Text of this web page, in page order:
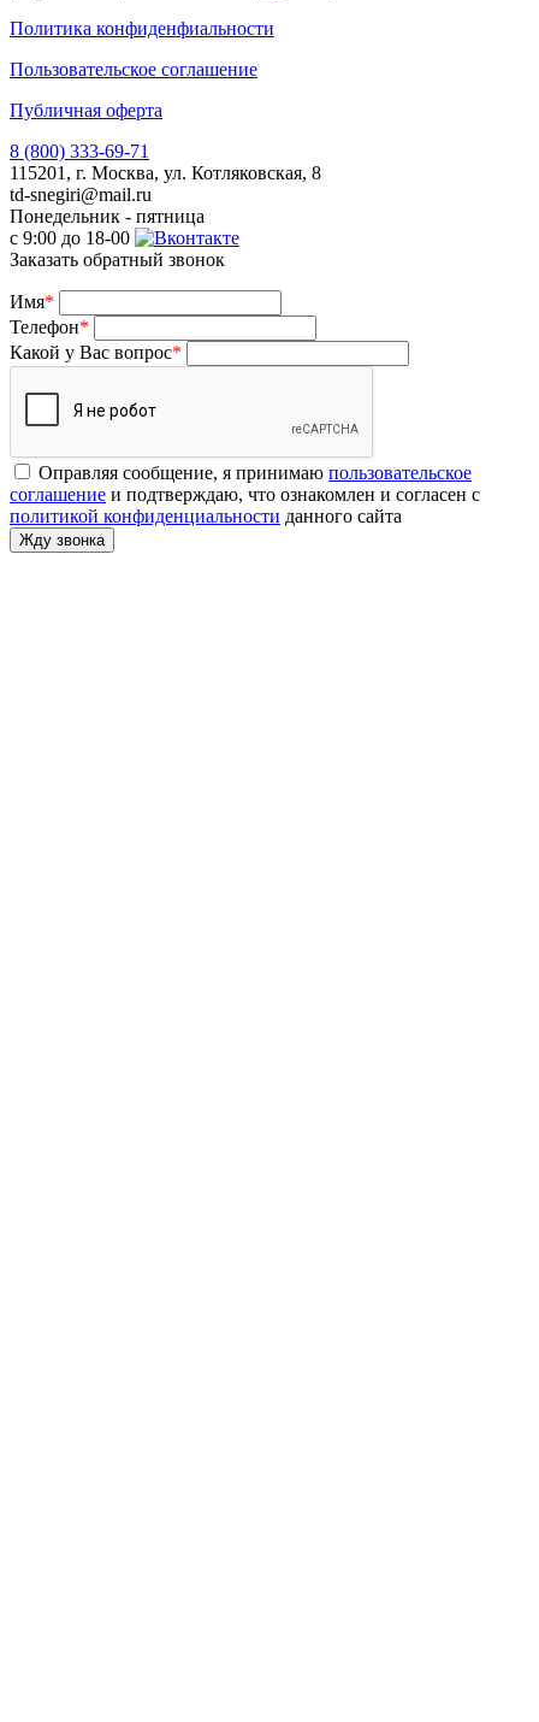
Политика конфиденфиальности
Пользовательское соглашение
Публичная оферта
8 (800) 333-69-71
115201, г. Москва, ул. Котляковская, 8
td-snegiri@mail.ru
Понедельник - пятница
с 9:00 до 18-00
Заказать обратный звонок
Имя*
Телефон*
Какой у Вас вопрос*
Оправляя сообщение, я принимаю пользовательское
соглашение и подтверждаю, что ознакомлен и согласен с
политикой конфиденциальности данного сайта